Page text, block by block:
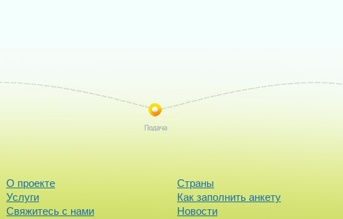
О проекте
Страны
Услуги
Как заполнить анкету
Свяжитесь с нами
Новости